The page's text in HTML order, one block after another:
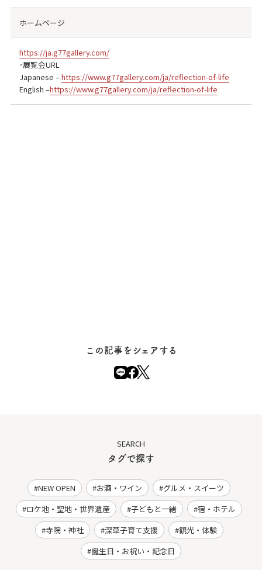
ホームページ
https://ja.g77gallery.com/
･展覧会URL
Japanese –https://www.g77gallery.com/ja/reflection-of-life
English –https://www.g77gallery.com/ja/reflection-of-life
この記事をシェアする
SEARCH
タグで探す
NEW OPEN お酒・ワイン
グルメ・スイーツ
ロケ地・聖地・世界遺産
子どもと一緒
宿・ホテル
寺院・神社
深草子育て支援
観光・体験
誕生日・お祝い・記念日